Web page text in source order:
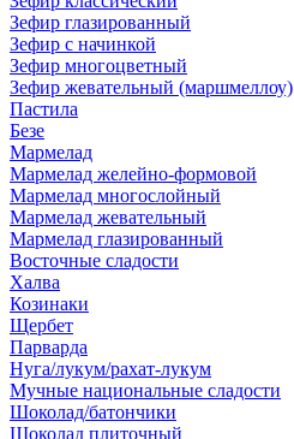
Зефир глазированный
Зефир с начинкой
Зефир многоцветный
Зефир жевательный (маршмеллоу)
Пастила
Безе
Мармелад
Мармелад желейно-формовой
Мармелад многослойный
Мармелад жевательный
Мармелад глазированный
Восточные сладости
Халва
Козинаки
Щербет
Парварда
Нуга/лукум/рахат-лукум
Мучные национальные сладости
Шоколад/батончики
Шоколад плиточный